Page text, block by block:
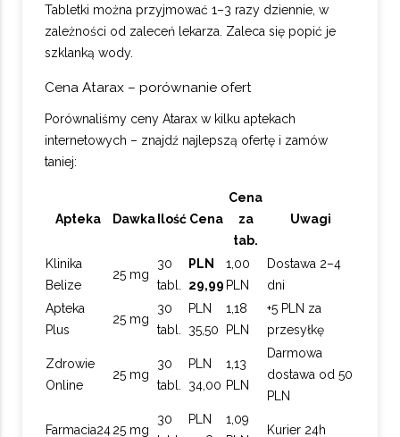
Tabletki można przyjmować 1–3 razy dziennie, w
zależności od zaleceń lekarza. Zaleca się popić je
szklanką wody.
Cena Atarax – porównanie ofert
Porównaliśmy ceny Atarax w kilku aptekach
internetowych – znajdź najlepszą ofertę i zamów
taniej:
Apteka Dawka Ilość Cena
Cena
za
tab.
Uwagi
Klinika
Belize
25 mg
30
tabl.
PLN
29,99
1,00
PLN
Dostawa 2–4
dni
Apteka
Plus
25 mg
30
tabl.
PLN
35,50
1,18
PLN
+5 PLN za
przesyłkę
Zdrowie
Online
25 mg
30
tabl.
PLN
34,00
1,13
PLN
Darmowa
dostawa od 50
PLN
Farmacia2425 mg
30
PLN
1,09
Kurier 24h